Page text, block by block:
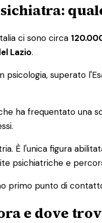
ci sono circa
Lazio.
superato
ha frequentato una
È l'unica figura
psichiatriche e
primo punto di
e dove